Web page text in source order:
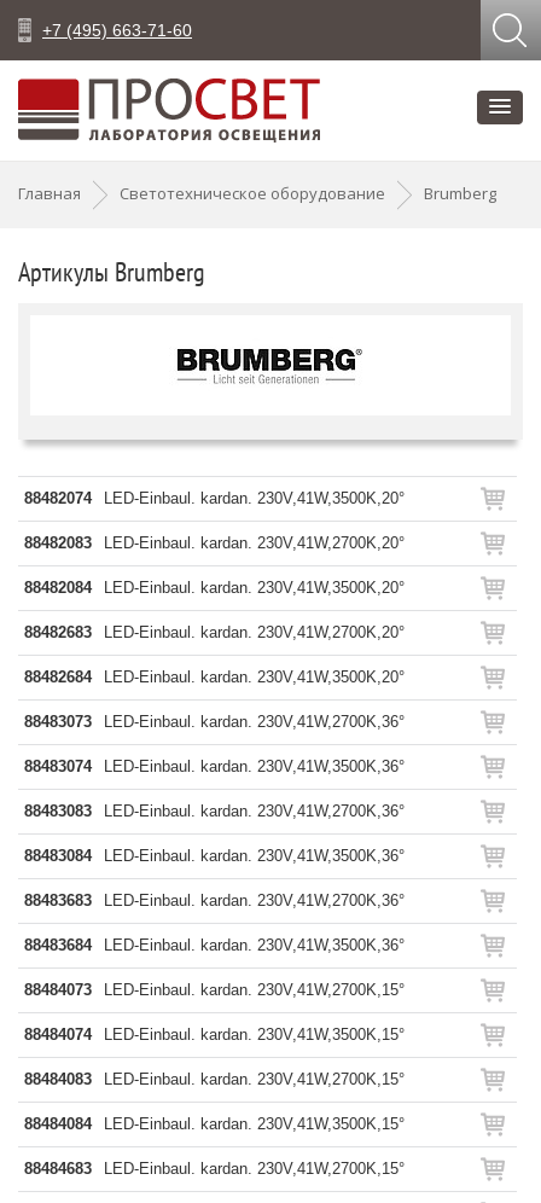
+7 (495) 663-71-60
Главная Светотехническое оборудование Brumberg
Артикулы Brumberg
88482074 LED-Einbaul. kardan. 230V,41W,3500K,20°
88482083 LED-Einbaul. kardan. 230V,41W,2700K,20°
88482084 LED-Einbaul. kardan. 230V,41W,3500K,20°
88482683 LED-Einbaul. kardan. 230V,41W,2700K,20°
88482684 LED-Einbaul. kardan. 230V,41W,3500K,20°
88483073 LED-Einbaul. kardan. 230V,41W,2700K,36°
88483074 LED-Einbaul. kardan. 230V,41W,3500K,36°
88483083 LED-Einbaul. kardan. 230V,41W,2700K,36°
88483084 LED-Einbaul. kardan. 230V,41W,3500K,36°
88483683 LED-Einbaul. kardan. 230V,41W,2700K,36°
88483684 LED-Einbaul. kardan. 230V,41W,3500K,36°
88484073 LED-Einbaul. kardan. 230V,41W,2700K,15°
88484074 LED-Einbaul. kardan. 230V,41W,3500K,15°
88484083 LED-Einbaul. kardan. 230V,41W,2700K,15°
88484084 LED-Einbaul. kardan. 230V,41W,3500K,15°
88484683 LED-Einbaul. kardan. 230V,41W,2700K,15°